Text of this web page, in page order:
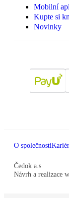
Mobilní
Kupte si
Novinky
O společnosti
Čedok a.s
Návrh a realizace